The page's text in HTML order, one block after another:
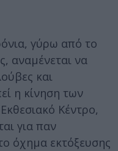
γύρω από το
αναμένεται να
και
η κίνηση των
Κέντρο,
για παν
όχημα εκτόξευσης